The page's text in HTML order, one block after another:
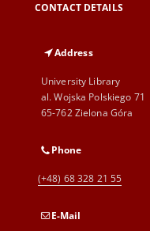
CONTACT DETAILS
Address
University Library
al. Wojska Polskiego 71
65-762 Zielona Góra
Phone
(+48) 68 328 21 55
E-Mail